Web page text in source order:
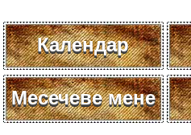
Календар
Месечеве мене